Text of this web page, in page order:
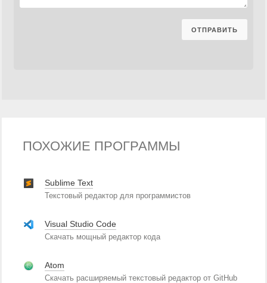
ПОХОЖИЕ ПРОГРАММЫ
Sublime Text
Текстовый редактор для программистов
Visual Studio Code
Скачать мощный редактор кода
Atom
Скачать расширяемый текстовый редактор от GitHub